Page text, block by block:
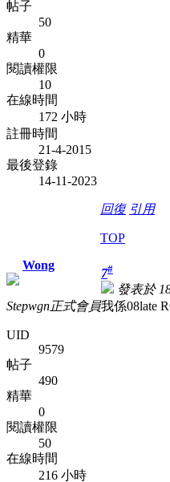
帖子
50
精華
0
閱讀權限
10
在線時間
172 小時
註冊時間
21-4-2015
最後登錄
14-11-2023
回復 引用
TOP
Wong
Stepwgn正式會員
UID
9579
帖子
490
精華
0
閱讀權限
50
在線時間
216 小時
7#
發表於
我係08late